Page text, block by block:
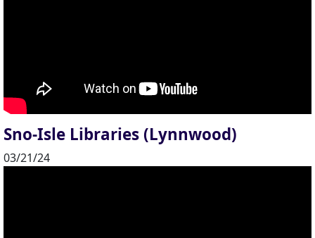
Sno-Isle Libraries (Lynnwood)
03/21/24